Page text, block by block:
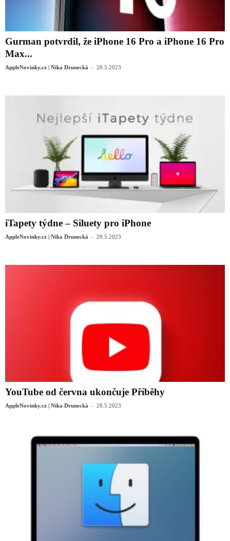
Gurman potvrdil, že iPhone 16 Pro a iPhone 16 Pro
Max...
AppleNovinky.cz | Nika Drunecká - 28.5.2023
iTapety týdne – Siluety pro iPhone
AppleNovinky.cz | Nika Drunecká - 28.5.2023
YouTube od června ukončuje Příběhy
AppleNovinky.cz | Nika Drunecká - 28.5.2023